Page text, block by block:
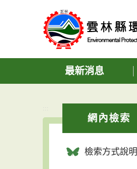
容
最新消息
:::
網內檢索
檢索方式說明